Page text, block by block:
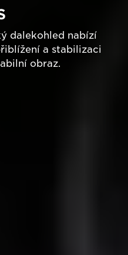
dalekohled nabízí
a stabilizaci
obraz.